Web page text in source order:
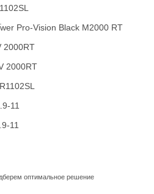
оптимальное решение